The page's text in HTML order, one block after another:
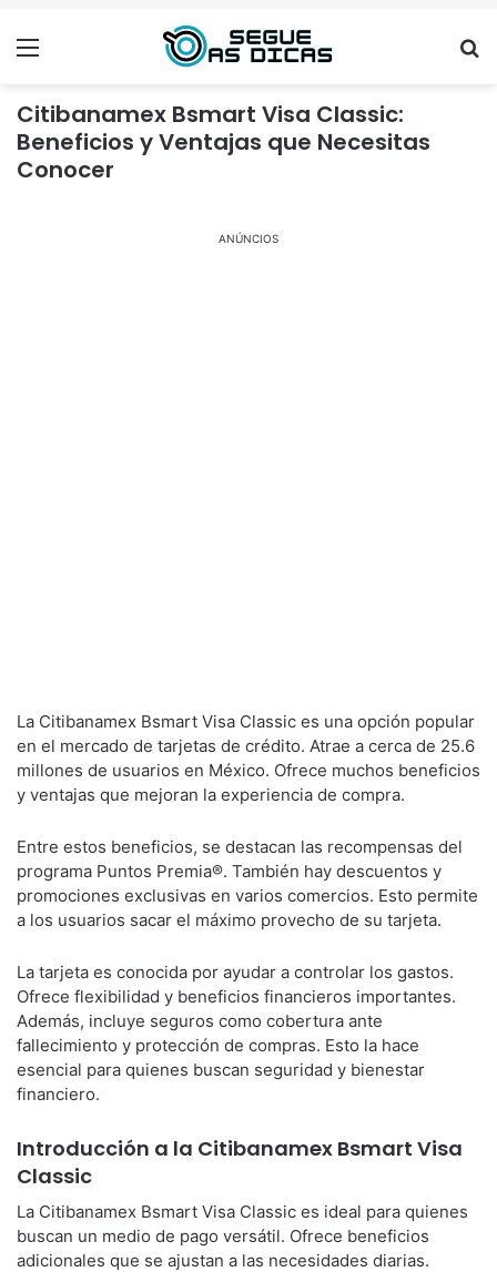
Menu
Citibanamex Bsmart Visa Classic:
Beneficios y Ventajas que Necesitas
Conocer
ANÚNCIOS
La Citibanamex Bsmart Visa Classic es una opción popular
en el mercado de tarjetas de crédito. Atrae a cerca de 25.6
millones de usuarios en México. Ofrece muchos beneficios
y ventajas que mejoran la experiencia de compra.
Entre estos beneficios, se destacan las recompensas del
programa Puntos Premia®. También hay descuentos y
promociones exclusivas en varios comercios. Esto permite
a los usuarios sacar el máximo provecho de su tarjeta.
La tarjeta es conocida por ayudar a controlar los gastos.
Ofrece flexibilidad y beneficios financieros importantes.
Además, incluye seguros como cobertura ante
fallecimiento y protección de compras. Esto la hace
esencial para quienes buscan seguridad y bienestar
financiero.
Introducción a la Citibanamex Bsmart Visa
Classic
La Citibanamex Bsmart Visa Classic es ideal para quienes
buscan un medio de pago versátil. Ofrece beneficios
adicionales que se ajustan a las necesidades diarias.